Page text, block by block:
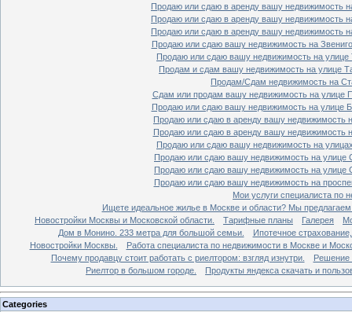
Продаю или сдаю в аренду вашу недвижимость
Продаю или сдаю в аренду вашу недвижимость
Продаю или сдаю в аренду вашу недвижимость
Продаю или сдаю вашу недвижимость на
Продаю или сдаю вашу недвижимость на улице
Продам и сдам вашу недвижимость на улице
Продам/Сдам недвижимость на
Сдам или продам вашу недвижимость на улице
Продаю или сдаю вашу недвижимость на улице
Продаю или сдаю в аренду вашу недвижимость
Продаю или сдаю в аренду вашу недвижимость
Продаю или сдаю вашу недвижимость на
Продаю или сдаю вашу недвижимость на улице
Продаю или сдаю вашу недвижимость на улице
Продаю или сдаю вашу недвижимость на
Мои услуги специалиста по
Ищете идеальное жилье в Москве и области? Мы
Новостройки Москвы и Московской области.
Тарифные планы Галерея
Дом в Монино. 233 метра для большой семьи.
Ипотечное
Новостройки Москвы.
Работа специалиста по недвижимости в Москве и
Почему продавцу стоит работать с риелтором: взгляд изнутри.
Решение
Риелтор в большом городе.
Продукты яндекса скачать и
Categories